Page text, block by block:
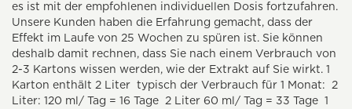
es ist mit der empfohlenen individuellen Dosis fortzufahren.
Unsere Kunden haben die Erfahrung gemacht, dass der
Effekt im Laufe von 25 Wochen zu spüren ist. Sie können
deshalb damit rechnen, dass Sie nach einem Verbrauch von
2-3 Kartons wissen werden, wie der Extrakt auf Sie wirkt. 1
Karton enthält 2 Liter  typisch der Verbrauch für 1 Monat:  2
Liter: 120 ml/ Tag = 16 Tage  2 Liter 60 ml/ Tag = 33 Tage  1